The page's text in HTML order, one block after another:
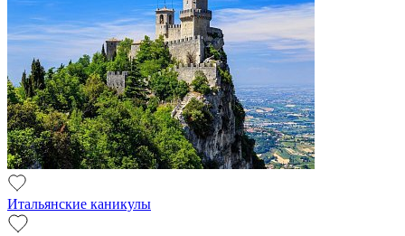
Итальянские каникулы